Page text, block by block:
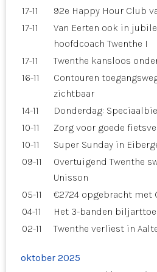
17-11
92e Happy Hour Club
17-11
Van Eerten ook in
hoofdcoach Twenthe I
17-11
Twenthe kansloos
16-11
Contouren
zichtbaar
14-11
Donderdag:
10-11
Zorg voor goede
10-11
Super Sunday in
09-11
Overtuigend Twenthe
Unisson
05-11
€2724 opgebracht met
04-11
Het 3-banden
02-11
Twenthe verliest in
oktober 2025